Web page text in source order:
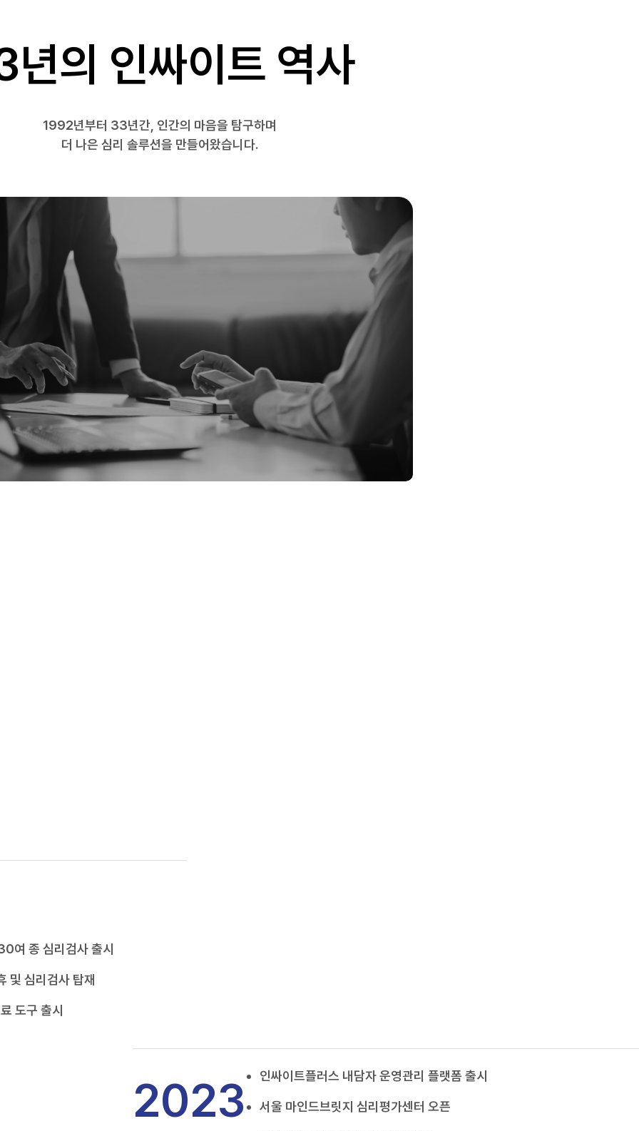
의 인싸이트 역사
1992년부터 33년간, 인간의 마음을 탐구하며
더 나은 심리 솔루션을 만들어왔습니다.
여 종 심리검사 출시
및 심리검사 탑재
도구 출시
2023 인싸이트플러스 내담자 운영관리 플랫폼 출시
서울 마인드브릿지 심리평가센터 오픈